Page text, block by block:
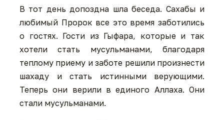
В тот день допоздна шла беседа. Сахабы и
любимый Пророк все это время заботились
о гостях. Гости из Гыфара, которые и так
хотели стать мусульманами, благодаря
теплому приему и заботе решили произнести
шахаду и стать истинными верующими.
Теперь они верили в единого Аллаха. Они
стали мусульманами.